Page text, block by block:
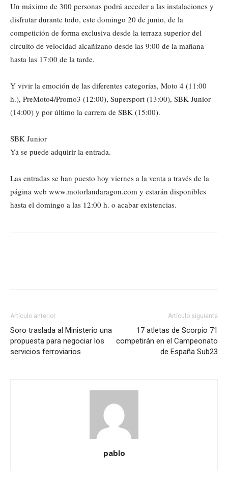
Un máximo de 300 personas podrá acceder a las instalaciones y
disfrutar durante todo, este domingo 20 de junio, de la
competición de forma exclusiva desde la terraza superior del
circuito de velocidad alcañizano desde las 9:00 de la mañana
hasta las 17:00 de la tarde.
Y vivir la emoción de las diferentes categorías, Moto 4 (11:00
h.), PreMoto4/Promo3 (12:00), Supersport (13:00), SBK Junior
(14:00) y por último la carrera de SBK (15:00).
SBK Junior
Ya se puede adquirir la entrada.
Las entradas se han puesto hoy viernes a la venta a través de la
página web www.motorlandaragon.com y estarán disponibles
hasta el domingo a las 12:00 h. o acabar existencias.
Artículo anterior
Soro traslada al Ministerio una
propuesta para negociar los
servicios ferroviarios
Artículo siguiente
17 atletas de Scorpio 71
competirán en el Campeonato
de España Sub23
pablo